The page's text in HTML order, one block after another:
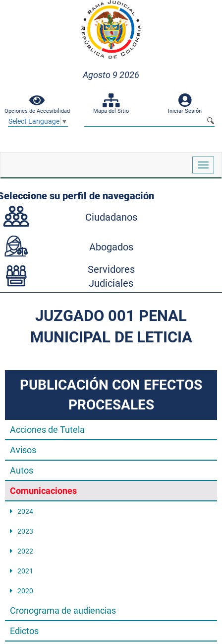
Agosto 9 2026
Opciones de Accesibilidad Mapa del Sitio Iniciar Sesión
Select Language ▼
su perfil de navegación
Ciudadanos
Abogados
Servidores
Judiciales
JUZGADO 001 PENAL
MUNICIPAL DE LETICIA
PUBLICACIÓN CON EFECTOS
PROCESALES
Acciones de Tutela
Avisos
Autos
Comunicaciones
2024
2023
2022
2021
2020
Cronograma de audiencias
Edictos